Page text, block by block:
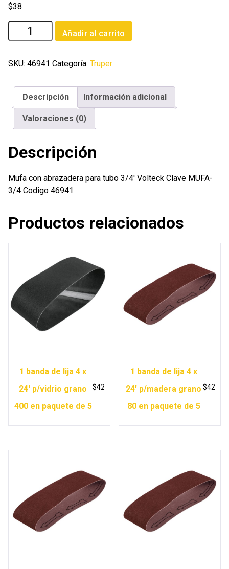
$38
Mufa
con
para
3/4'
Volteck
cantidad
Añadir al carrito
SKU: 46941 Categoría: Truper
Descripción Información adicional
Valoraciones (0)
Descripción
Mufa con abrazadera para tubo 3/4′ Volteck Clave MUFA-
3/4 Codigo 46941
Productos relacionados
1 banda de lija 4 x
24′ p/vidrio grano
400 en paquete de 5
$42
1 banda de lija 4 x
24′ p/madera grano
80 en paquete de 5
$42